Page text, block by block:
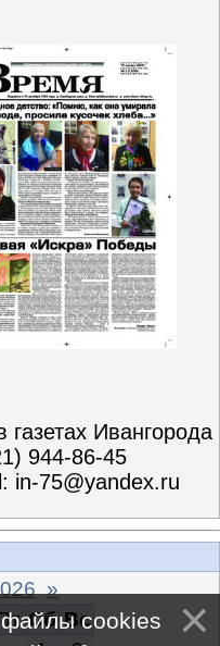
газетах Ивангорода
944-86-45
75@yandex.ru
»
Сб Вс
файлы cookies